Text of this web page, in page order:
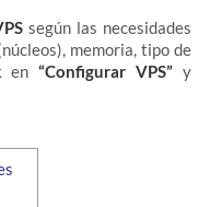
según las necesidades
memoria, tipo de
en“Configurar VPS”y